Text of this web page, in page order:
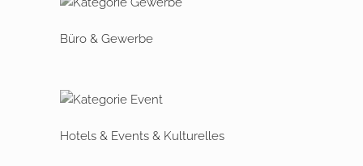
Büro & Gewerbe
Hotels & Events & Kulturelles